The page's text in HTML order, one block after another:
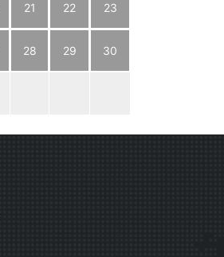
21 22 23
28 29 30